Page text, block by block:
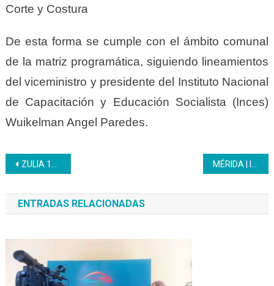
Corte y Costura
De esta forma se cumple con el ámbito comunal
de la matriz programática, siguiendo lineamientos
del viceministro y presidente del Instituto Nacional
de Capacitación y Educación Socialista (Inces)
Wuikelman Angel Paredes.
Navegación
de
entradas
ZULIA 156 Bachilleres Productivos Inces egresaron en el Zulia para forjar desarrollo
ENTRADAS RELACIONADAS